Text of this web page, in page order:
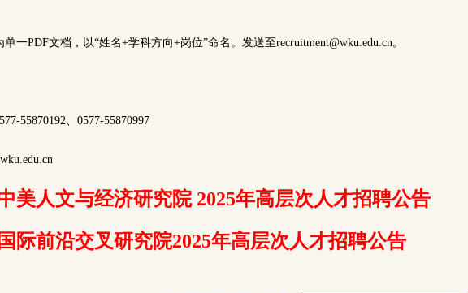
一PDF文档，以“姓名+学科方向+岗位”命名。发送至recruitment@wku.edu.cn。
55870192、0577-55870997
美人文与经济研究院 2025年高层次人才招聘公告
际前沿交叉研究院2025年高层次人才招聘公告